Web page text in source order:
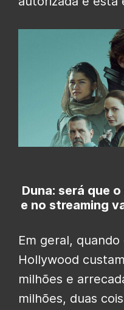
Duna: será que
e no streaming
Em geral,
Hollywood
milhões e
milhões, duas